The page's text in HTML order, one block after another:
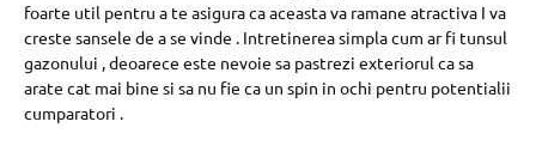
foarte util pentru a te asigura ca aceasta va ramane atractiva I va
creste sansele de a se vinde . Intretinerea simpla cum ar fi tunsul
gazonului , deoarece este nevoie sa pastrezi exteriorul ca sa
arate cat mai bine si sa nu fie ca un spin in ochi pentru potentialii
cumparatori .